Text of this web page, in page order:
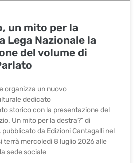
un mito per la
Lega Nazionale la
del volume di
organizza un nuovo
dedicato
storico con la presentazione del
Un mito per la destra?” di
pubblicato da Edizioni Cantagalli nel
terrà mercoledì 8 luglio 2026 alle
sede sociale